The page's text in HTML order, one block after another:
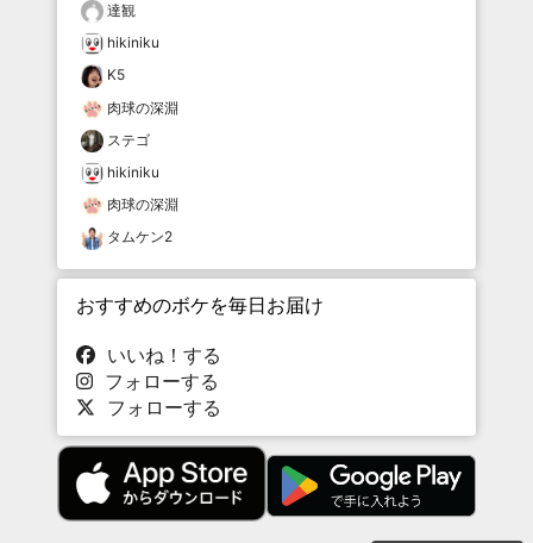
達観
hikiniku
K5
肉球の深淵
ステゴ
hikiniku
肉球の深淵
タムケン2
おすすめのボケを毎日お届け
いいね！する
フォローする
フォローする